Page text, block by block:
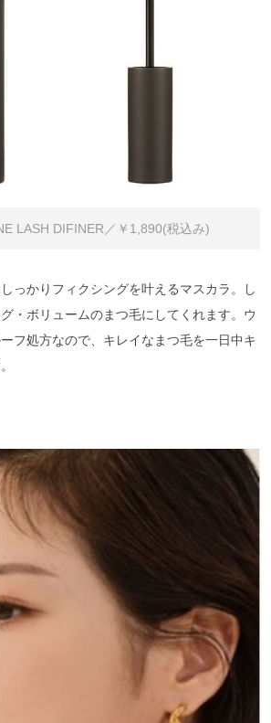
LASH DIFINER／￥1,890(税込み)
っかりフィクシングを叶えるマスカラ。し
・ボリュームのまつ毛にしてくれます。ウ
フ処方なので、キレイなまつ毛を一日中キ